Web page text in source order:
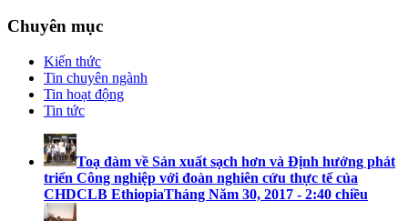
Chuyên mục
Kiến thức
Tin chuyên ngành
Tin hoạt động
Tin tức
Toạ đàm về Sản xuất sạch hơn và Định hướng phát
triển Công nghiệp với đoàn nghiên cứu thực tế của
CHDCLB EthiopiaTháng Năm 30, 2017 - 2:40 chiều